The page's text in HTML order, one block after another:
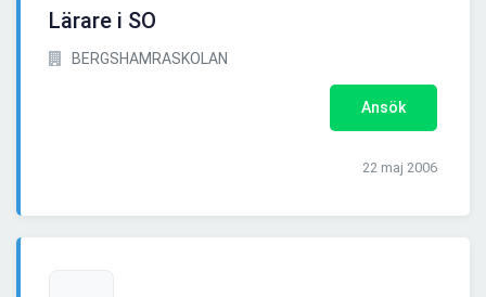
Lärare i SO
BERGSHAMRASKOLAN
Ansök
22 maj 2006